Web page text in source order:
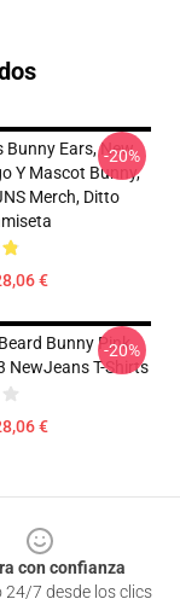
Bunny Ears, New
Y Mascot Bunny,
Merch, Ditto
€
-20%
Bunny Pink
NewJeans T-Shirts
€
-20%
con confianza
24/7 desde los clics